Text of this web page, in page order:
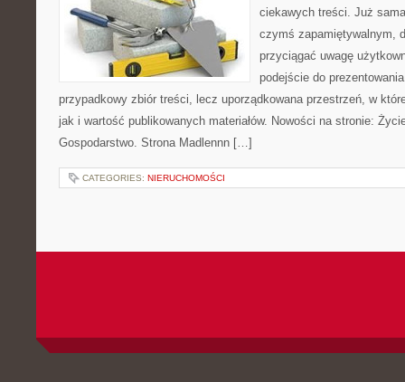
ciekawych treści. Już
czymś zapamiętywalnym,
przyciągać uwagę
podejście do
przypadkowy zbiór treści, lecz uporządkowana przestrzeń, w
jak i wartość publikowanych materiałów. Nowości na stronie:
Gospodarstwo. Strona Madlennn […]
CATEGORIES: NIERUCHOMOŚCI